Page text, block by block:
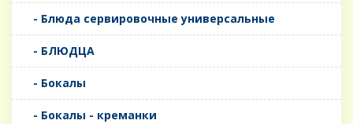
- Блюда сервировочные универсальные
- БЛЮДЦА
- Бокалы
- Бокалы - креманки